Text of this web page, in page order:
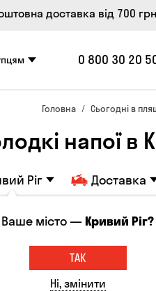
доставка від 700 грн
0 800 30 20
Головна Сьогодні в
напої в
Ріг Доставка
Коньяки та бренді
Ваше місто —Кривий Ріг?
ТАК
Ні, змінити